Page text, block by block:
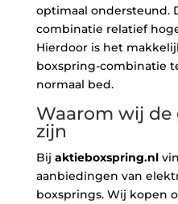
optimaal ondersteund.
combinatie relatief
Hierdoor is het
boxspring-combinatie
normaal bed.
Waarom wij
zijn
Bij aktieboxspring.nl
aanbiedingen van
boxsprings. Wij kopen